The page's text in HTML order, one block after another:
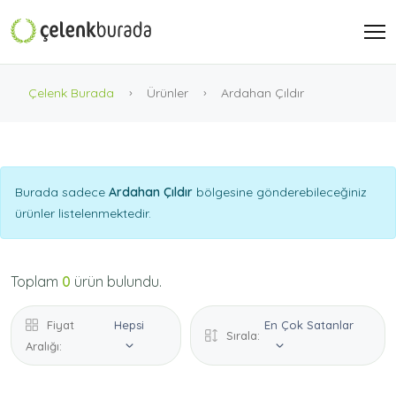
Çelenk Burada Ürünler Ardahan Çıldır
Burada sadece Ardahan Çıldır bölgesine gönderebileceğiniz
ürünler listelenmektedir.
Toplam 0 ürün bulundu.
Fiyat
Aralığı:
Hepsi
Sırala:
En Çok Satanlar